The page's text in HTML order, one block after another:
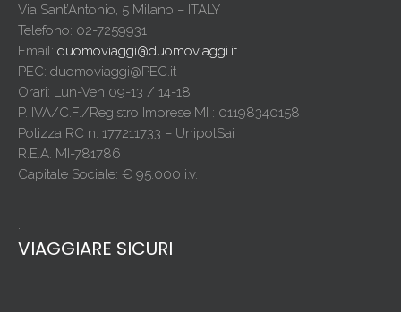
Via Sant’Antonio, 5 Milano – ITALY
Telefono: 02-7259931
Email: duomoviaggi@duomoviaggi.it
PEC: duomoviaggi@PEC.it
Orari: Lun-Ven 09-13 / 14-18
P. IVA/C.F./Registro Imprese MI : 01198340158
Polizza RC n. 177211733 – UnipolSai
R.E.A. MI-781786
Capitale Sociale: € 95.000 i.v.
.
VIAGGIARE SICURI